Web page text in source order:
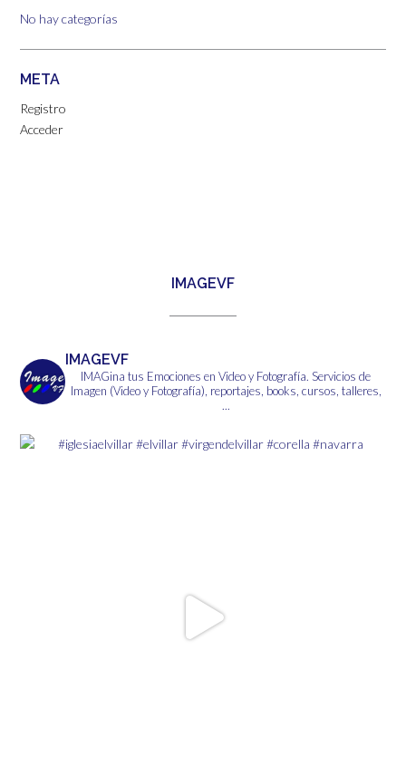
No hay categorías
META
Registro
Acceder
IMAGEVF
IMAGEVF
IMAGina tus Emociones en Video y Fotografía. Servicios de
Imagen (Video y Fotografía), reportajes, books, cursos, talleres,
...